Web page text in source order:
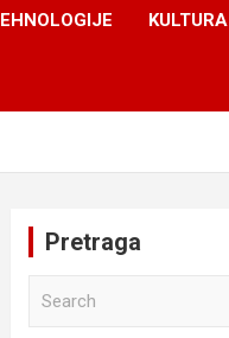
KULTURA
Pretraga